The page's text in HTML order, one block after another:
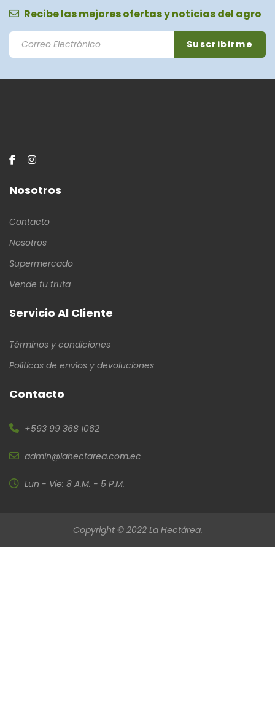
Recibe las mejores ofertas y noticias del agro
Nosotros
Contacto
Nosotros
Supermercado
Vende tu fruta
Servicio Al Cliente
Términos y condiciones
Políticas de envíos y devoluciones
Contacto
+593 99 368 1062
admin@lahectarea.com.ec
Lun - Vie: 8 A.M. - 5 P.M.
Copyright © 2022 La Hectárea.